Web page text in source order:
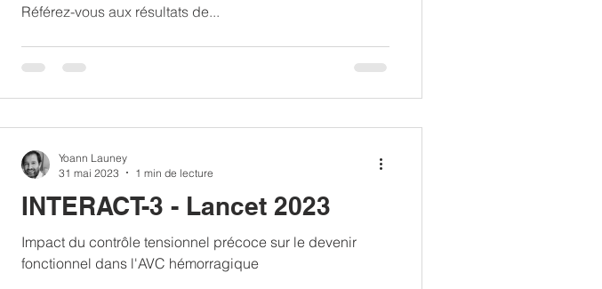
Référez-vous aux résultats de...
INTERACT-3 - Lancet 2023
Impact du contrôle tensionnel précoce sur le devenir
fonctionnel dans l'AVC hémorragique
Yoann Launey
31 mai 2023
1 min de lecture